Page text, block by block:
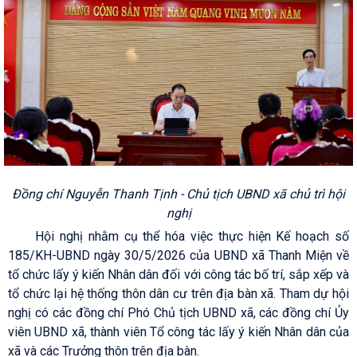
Đồng chí Nguyễn Thanh Tịnh - Chủ tịch UBND xã chủ trì hội
nghị
Hội nghị nhằm cụ thể hóa việc thực hiện Kế hoạch số
185/KH-UBND ngày 30/5/2026 của UBND xã Thanh Miện về
tổ chức lấy ý kiến Nhân dân đối với công tác bố trí, sắp xếp và
tổ chức lại hệ thống thôn dân cư trên địa bàn xã. Tham dự hội
nghị có các đồng chí Phó Chủ tịch UBND xã, các đồng chí Ủy
viên UBND xã, thành viên Tổ công tác lấy ý kiến Nhân dân của
xã và các Trưởng thôn trên địa bàn.